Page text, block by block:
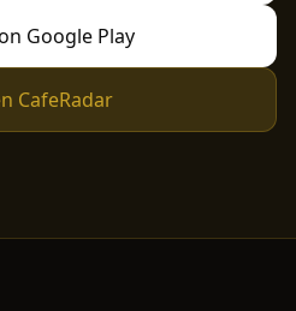
Google Play
CafeRadar